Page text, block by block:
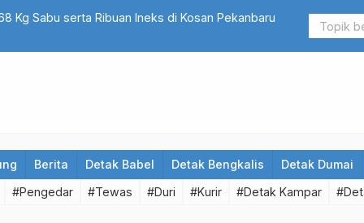
Polres Bengkalis Berikan Pelayanan SIM Keliling
TIGA
Kubang
Berita Detak Babel Detak Bengkalis Detak Dumai
#Pengedar
#Tewas #Duri #Kurir #Detak Kampar